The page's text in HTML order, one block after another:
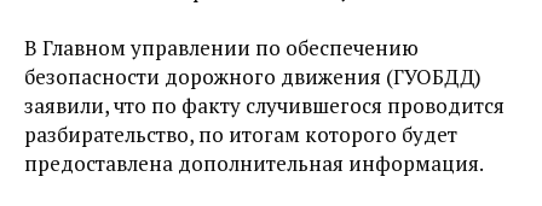
В Главном управлении по обеспечению
безопасности дорожного движения (ГУОБДД)
заявили, что по факту случившегося проводится
разбирательство, по итогам которого будет
предоставлена дополнительная информация.